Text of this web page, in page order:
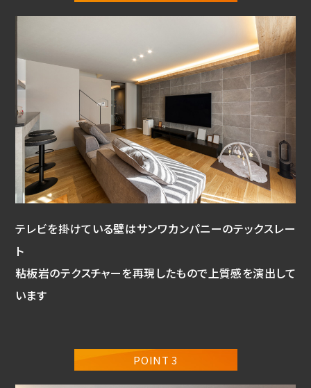
テレビを掛けている壁はサンワカンパニーのテックスレー
ト
粘板岩のテクスチャーを再現したもので上質感を演出して
います
POINT 3